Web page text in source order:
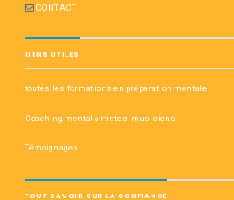
CONTACT
LIENS UTILES
toutes les formations en préparation mentale
Coaching mental artistes, musiciens
Témoignages
TOUT SAVOIR SUR LA CONFIANCE